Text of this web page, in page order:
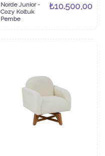
Norde Junior -
Cozy Koltuk
Pembe
₺10.500,00